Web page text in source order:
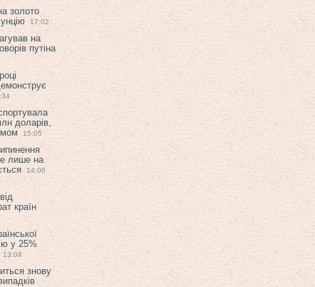
золото
17:02
на
путіна
доларів,
15:05
лише на
14:06
країн
у 25%
13:04
знову